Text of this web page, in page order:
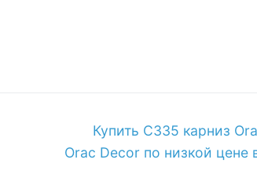
Следующая
запись:
Купить C335 карниз
Orac Decor по низкой цене